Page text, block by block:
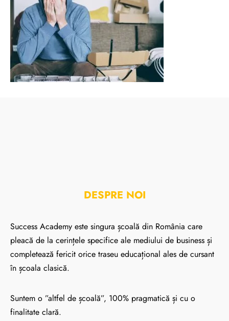
DESPRE NOI
Success Academy este singura școală din România care
pleacă de la cerințele specifice ale mediului de business și
completează fericit orice traseu educațional ales de cursant
în școala clasică.
Suntem o ”altfel de școală”, 100% pragmatică și cu o
finalitate clară.